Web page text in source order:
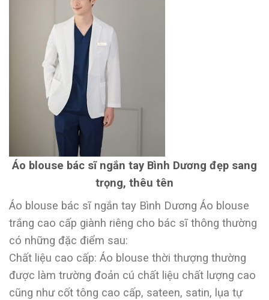
Áo blouse bác sĩ ngắn tay Bình Dương đẹp sang
trọng, thêu tên
Áo blouse bác sĩ ngắn tay Bình Dương Áo blouse
trắng cao cấp giành riêng cho bác sĩ thông thường
có những đặc điểm sau:
Chất liệu cao cấp: Áo blouse thời thượng thường
được làm trường đoản cú chất liệu chất lượng cao
cũng như cốt tông cao cấp, sateen, satin, lụa tự